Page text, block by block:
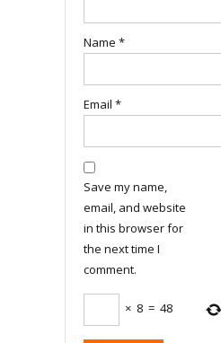
Name *
Email *
Save my name,
email, and website
in this browser for
the next time I
comment.
× 8 = 48